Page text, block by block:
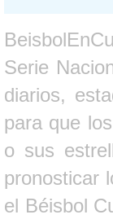
Serie
diarios,
para que
o sus
pronosticar
el Béisbol